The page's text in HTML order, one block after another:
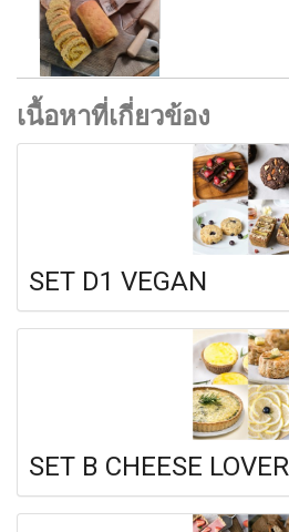
เนื้อหาที่เกี่ยวข้อง
SET D1 VEGAN
SET B CHEESE LOVER